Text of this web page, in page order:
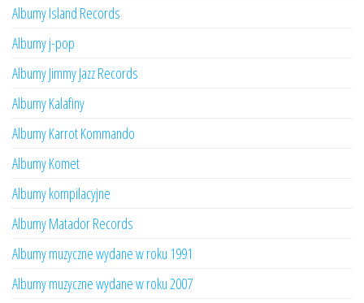
Albumy Island Records
Albumy j-pop
Albumy Jimmy Jazz Records
Albumy Kalafiny
Albumy Karrot Kommando
Albumy Komet
Albumy kompilacyjne
Albumy Matador Records
Albumy muzyczne wydane w roku 1991
Albumy muzyczne wydane w roku 2007